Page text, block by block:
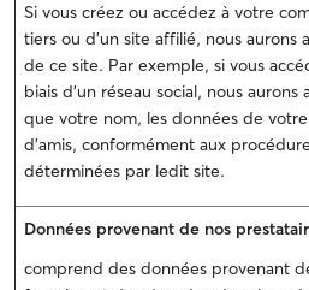
Si vous créez ou accédez à votre
tiers ou d'un site affilié, nous aurons
de ce site. Par exemple, si vous
biais d'un réseau social, nous aurons
que votre nom, les données de
d'amis, conformément aux
déterminées par ledit site.
Données provenant de nos
comprend des données provenant